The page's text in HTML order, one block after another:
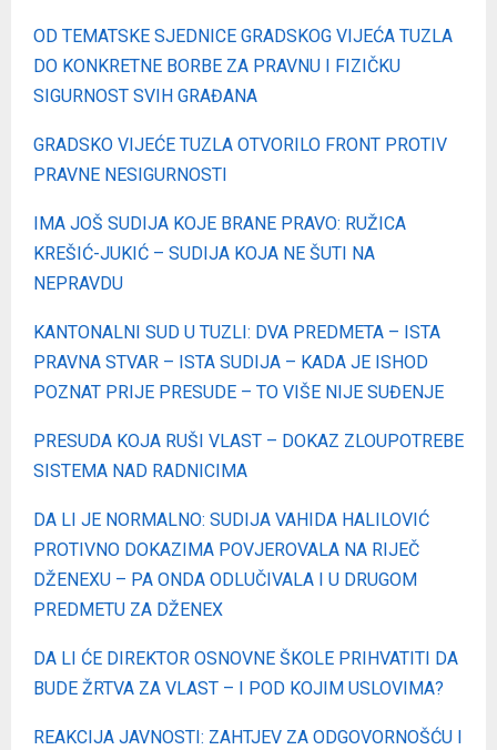
OD TEMATSKE SJEDNICE GRADSKOG VIJEĆA TUZLA
DO KONKRETNE BORBE ZA PRAVNU I FIZIČKU
SIGURNOST SVIH GRAĐANA
GRADSKO VIJEĆE TUZLA OTVORILO FRONT PROTIV
PRAVNE NESIGURNOSTI
IMA JOŠ SUDIJA KOJE BRANE PRAVO: RUŽICA
KREŠIĆ-JUKIĆ – SUDIJA KOJA NE ŠUTI NA
NEPRAVDU
KANTONALNI SUD U TUZLI: DVA PREDMETA – ISTA
PRAVNA STVAR – ISTA SUDIJA – KADA JE ISHOD
POZNAT PRIJE PRESUDE – TO VIŠE NIJE SUĐENJE
PRESUDA KOJA RUŠI VLAST – DOKAZ ZLOUPOTREBE
SISTEMA NAD RADNICIMA
DA LI JE NORMALNO: SUDIJA VAHIDA HALILOVIĆ
PROTIVNO DOKAZIMA POVJEROVALA NA RIJEČ
DŽENEXU – PA ONDA ODLUČIVALA I U DRUGOM
PREDMETU ZA DŽENEX
DA LI ĆE DIREKTOR OSNOVNE ŠKOLE PRIHVATITI DA
BUDE ŽRTVA ZA VLAST – I POD KOJIM USLOVIMA?
REAKCIJA JAVNOSTI: ZAHTJEV ZA ODGOVORNOŠĆU I